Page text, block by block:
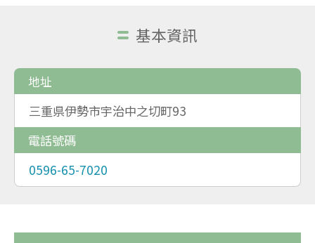
基本資訊
地址
三重県伊勢市宇治中之切町93
電話號碼
0596-65-7020